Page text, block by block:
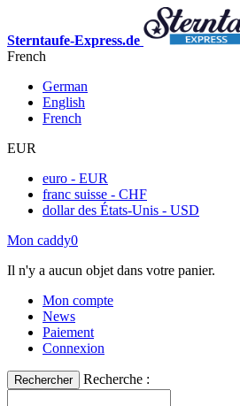
Sterntaufe-Express.de
French
German
English
French
EUR
euro - EUR
franc suisse - CHF
dollar des États-Unis - USD
Mon caddy0
Il n'y a aucun objet dans votre panier.
Mon compte
News
Paiement
Connexion
Rechercher Recherche :